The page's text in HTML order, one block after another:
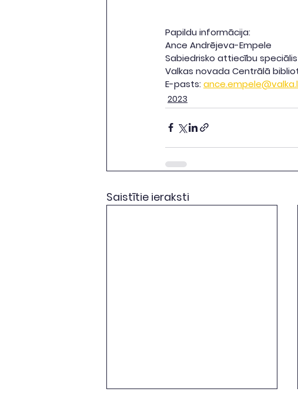
Papildu informācija:
Ance Andrējeva-Empele
Sabiedrisko attiecību
Valkas novada Centrālā
E-pasts:
2023
Saistītie ieraksti